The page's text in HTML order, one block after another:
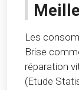
Les
Brise
réparation
(Etude